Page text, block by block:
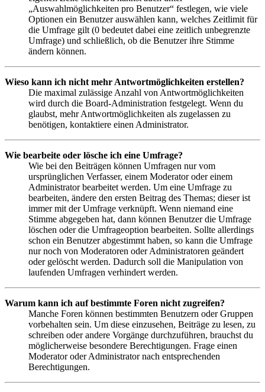
„Auswahlmöglichkeiten pro Benutzer“ festlegen, wie viele
Optionen ein Benutzer auswählen kann, welches Zeitlimit für
die Umfrage gilt (0 bedeutet dabei eine zeitlich unbegrenzte
Umfrage) und schließlich, ob die Benutzer ihre Stimme
ändern können.
Wieso kann ich nicht mehr Antwortmöglichkeiten erstellen?
Die maximal zulässige Anzahl von Antwortmöglichkeiten
wird durch die Board-Administration festgelegt. Wenn du
glaubst, mehr Antwortmöglichkeiten als zugelassen zu
benötigen, kontaktiere einen Administrator.
Wie bearbeite oder lösche ich eine Umfrage?
Wie bei den Beiträgen können Umfragen nur vom
ursprünglichen Verfasser, einem Moderator oder einem
Administrator bearbeitet werden. Um eine Umfrage zu
bearbeiten, ändere den ersten Beitrag des Themas; dieser ist
immer mit der Umfrage verknüpft. Wenn niemand eine
Stimme abgegeben hat, dann können Benutzer die Umfrage
löschen oder die Umfrageoption bearbeiten. Sollte allerdings
schon ein Benutzer abgestimmt haben, so kann die Umfrage
nur noch von Moderatoren oder Administratoren geändert
oder gelöscht werden. Dadurch soll die Manipulation von
laufenden Umfragen verhindert werden.
Warum kann ich auf bestimmte Foren nicht zugreifen?
Manche Foren können bestimmten Benutzern oder Gruppen
vorbehalten sein. Um diese einzusehen, Beiträge zu lesen, zu
schreiben oder andere Vorgänge durchzuführen, brauchst du
möglicherweise besondere Berechtigungen. Frage einen
Moderator oder Administrator nach entsprechenden
Berechtigungen.